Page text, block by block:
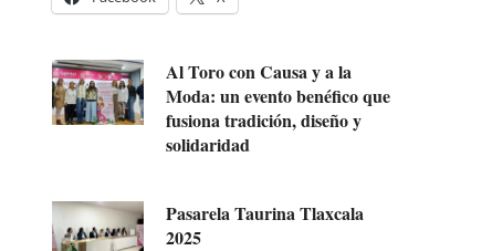
Al Toro con Causa y a la
Moda: un evento benéfico que
fusiona tradición, diseño y
solidaridad
Pasarela Taurina Tlaxcala
2025